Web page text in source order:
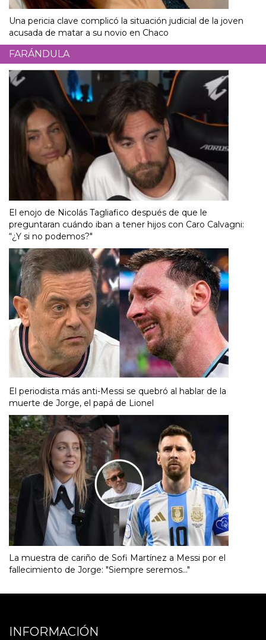
Una pericia clave complicó la situación judicial de la joven
acusada de matar a su novio en Chaco
FARÁNDULA
El enojo de Nicolás Tagliafico después de que le
preguntaran cuándo iban a tener hijos con Caro Calvagni:
“¿Y si no podemos?"
El periodista más anti-Messi se quebró al hablar de la
muerte de Jorge, el papá de Lionel
La muestra de cariño de Sofi Martínez a Messi por el
fallecimiento de Jorge: "Siempre seremos..."
INFORMACIÓN